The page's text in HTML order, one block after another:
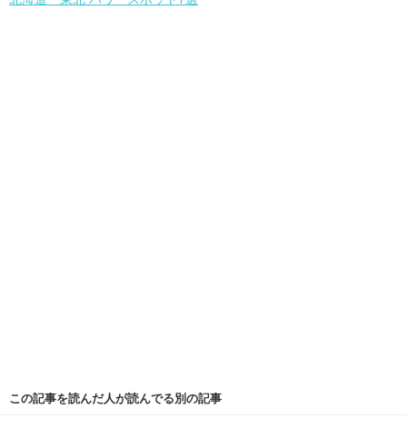
この記事を読んだ人が読んでる別の記事